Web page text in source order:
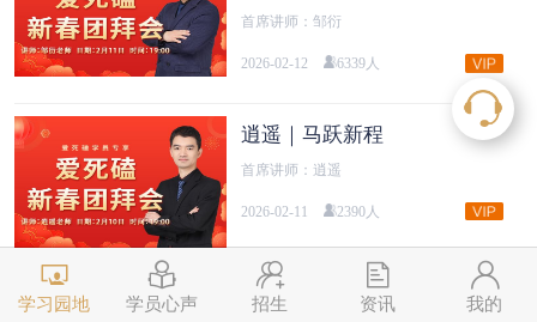
首席讲师：邹衍
2026-02-12 6339人
逍遥｜马跃新程
首席讲师：逍遥
2026-02-11 2390人
邹衍｜拆解买点的核心逻辑
学习园地 学员心声 招生 资讯 我的